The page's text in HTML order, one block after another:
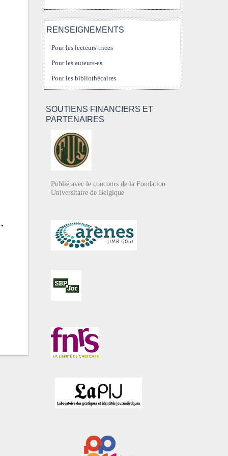
RENSEIGNEMENTS
Pour les lecteurs-trices
Pour les auteurs-es
Pour les bibliothécaires
SOUTIENS FINANCIERS ET
PARTENAIRES
Publié avec le concours de la Fondation
Universitaire de Belgique